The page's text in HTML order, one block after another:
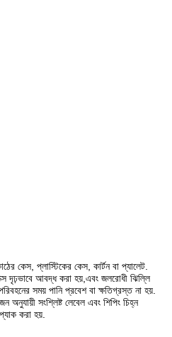
কেস, প্লাস্টিকের কেস, কার্টন বা প্যালেট.
দৃঢ়ভাবে আবদ্ধ করা হয়,এবং জলরোধী ঝিল্লি
সময় পানি প্রবেশ বা ক্ষতিগ্রস্ত না হয়.
সংশ্লিষ্ট লেবেল এবং শিপিং চিহ্ন
করা হয়.